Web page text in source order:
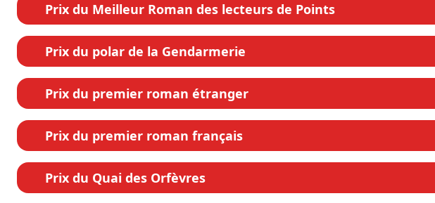
Prix du Meilleur Roman des lecteurs de Points
Prix du polar de la Gendarmerie
Prix du premier roman étranger
Prix du premier roman français
Prix du Quai des Orfèvres